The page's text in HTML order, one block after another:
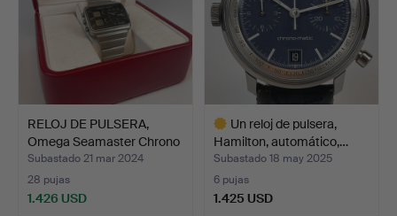
RELOJ DE PULSERA,
Omega Seamaster Chrono
Q…
Subastado 21 mar 2024
28 pujas
1.426 USD
Un reloj de pulsera,
Hamilton, automático,…
Subastado 18 may 2025
6 pujas
1.425 USD